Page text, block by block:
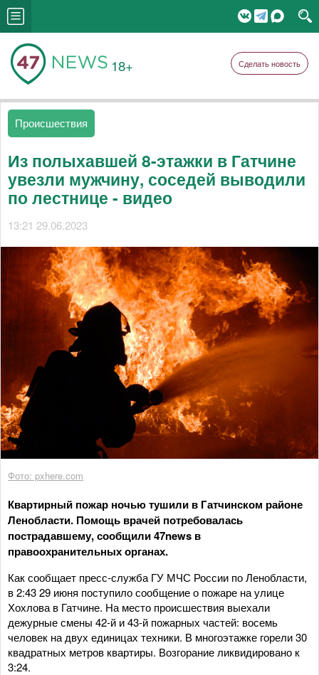
18+ Сделать новость
Происшествия
Из полыхавшей 8-этажки в Гатчине
увезли мужчину, соседей выводили
по лестнице - видео
13:21 29.06.2023
Фото: pxhere.com
Квартирный пожар ночью тушили в Гатчинском районе
Ленобласти. Помощь врачей потребовалась
пострадавшему, сообщили 47news в
правоохранительных органах.
Как сообщает пресс-служба ГУ МЧС России по Ленобласти,
в 2:43 29 июня поступило сообщение о пожаре на улице
Хохлова в Гатчине. На место происшествия выехали
дежурные смены 42-й и 43-й пожарных частей: восемь
человек на двух единицах техники. В многоэтажке горели 30
квадратных метров квартиры. Возгорание ликвидировано к
3:24.